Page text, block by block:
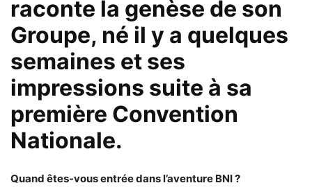
raconte la genèse de son
Groupe, né il y a quelques
semaines et ses
impressions suite à sa
première Convention
Nationale.
Quand êtes-vous entrée dans l’aventure BNI ?